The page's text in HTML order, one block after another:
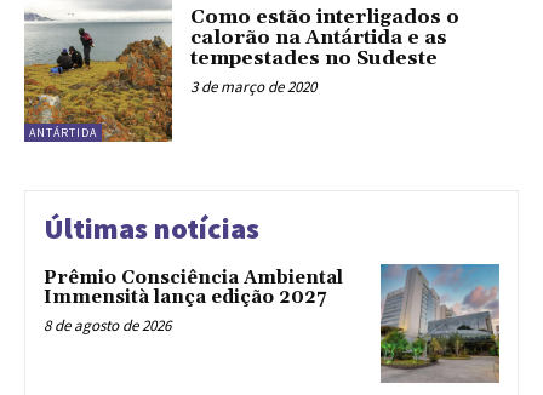
ANTÁRTIDA
Como estão interligados o
calorão na Antártida e as
tempestades no Sudeste
3 de março de 2020
Últimas notícias
Prêmio Consciência Ambiental
Immensità lança edição 2027
8 de agosto de 2026